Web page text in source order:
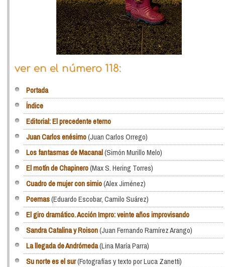
ver en el número 118:
Portada
Índice
Editorial: El precedente eterno
Juan Carlos enésimo(Juan Carlos Orrego)
Los fantasmas de Macanal(Simón Murillo Melo)
El motín de Chapinero(Max S. Hering Torres)
Cuadro de mujer con simio(Alex Jiménez)
Poemas(Eduardo Escobar, Camilo Suárez)
El giro dramático. Acción Impro: veinte años improvisando
Sandra Catalina y Roison(Juan Fernando Ramírez Arango)
La llegada de Andrómeda(Lina María Parra)
Su norte es el sur(Fotografías y texto por Luca Zanetti)